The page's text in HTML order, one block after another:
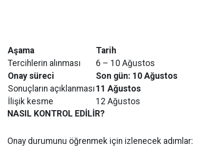
Aşama
Tarih
Tercihlerin alınması
6 – 10 Ağustos
Onay süreci
Son gün: 10 Ağustos
Sonuçların açıklanması 11 Ağustos
İlişik kesme
12 Ağustos
NASIL KONTROL EDİLİR?
Onay durumunu öğrenmek için izlenecek adımlar: